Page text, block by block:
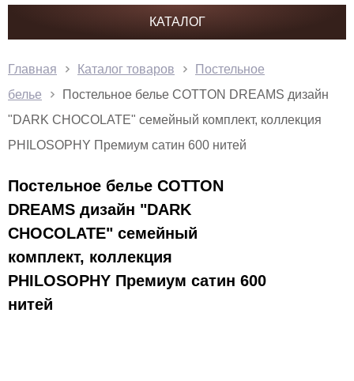
КАТАЛОГ
Главная Каталог товаров
Постельное
белье
Постельное белье COTTON DREAMS дизайн
"DARK CHOCOLATE" семейный комплект, коллекция
PHILOSOPHY Премиум сатин 600 нитей
Постельное белье COTTON
DREAMS дизайн "DARK
CHOCOLATE" семейный
комплект, коллекция
PHILOSOPHY Премиум сатин 600
нитей